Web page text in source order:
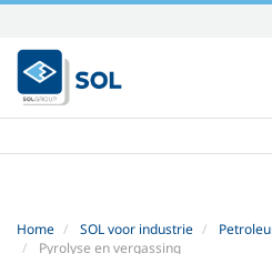
Skip
to
content.
|
to
Home SOL voor industrie
Pyrolyse en vergassing